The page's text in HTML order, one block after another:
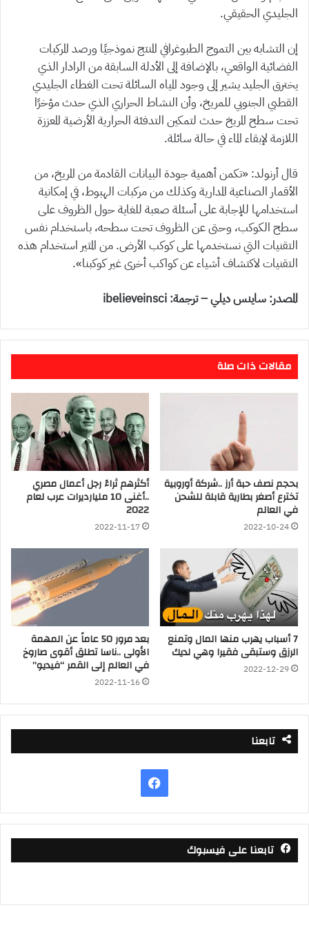
الجليدي الحقيقي.
إن التشابه بين التموج الطبوغرافي المنتج نموذجيًا ورصد المركبات
الفضائية الواقعي، بالإضافة إلى الأدلة السابقة من الرادار الذي
يخترق الجليد يشير إلى وجود المياه السائلة تحت الغطاء الجليدي
القطبي الجنوبي للمريخ، وأن النشاط الحراري الذي حدث مؤخرًا
تحت سطح المريخ حدث لتمكين التدفئة الحرارية الأرضية المعززة
اللازمة لإبقاء الماء في حالة سائلة.
قال أرنولد: «تكمن أهمية جودة البيانات القادمة من المريخ، من
الأقمار الصناعية المدارية وكذلك من مركبات الهبوط، في إمكانية
استخدامها للإجابة على أسئلة صعبة للغاية حول الظروف على
سطح الكوكب، وحتى عن الظروف تحت سطحه، باستخدام نفس
التقنيات التي نستخدمها على كوكب الأرض. من المثير استخدام هذه
التقنيات لاكتشاف أشياء عن كواكب أخرى غير كوكبنا».
المصدر: ساينس ديلي – ترجمة: ibelieveinsci
مقالات ذات صلة
بحجم نصف حبة أرز ..شركة أوروبية
تخترع أصغر بطارية قابلة للشحن
في العالم
2022-10-24
أكثرهم ثراءً رجل أعمال مصري
..أغنى 10 مليارديرات عرب لعام
2022
2022-11-17
7 أسباب يهرب منها المال وتمنع
الرزق وستبقى فقيرا وهي لديك
2022-12-29
بعد مرور 50 عاماً عن المهمة
الأولى ..ناسا تطلق أقوى صاروخ
في العالم إلى القمر “فيديو”
2022-11-16
تابعنا
فيسبوك
تابعنا على فيسبوك